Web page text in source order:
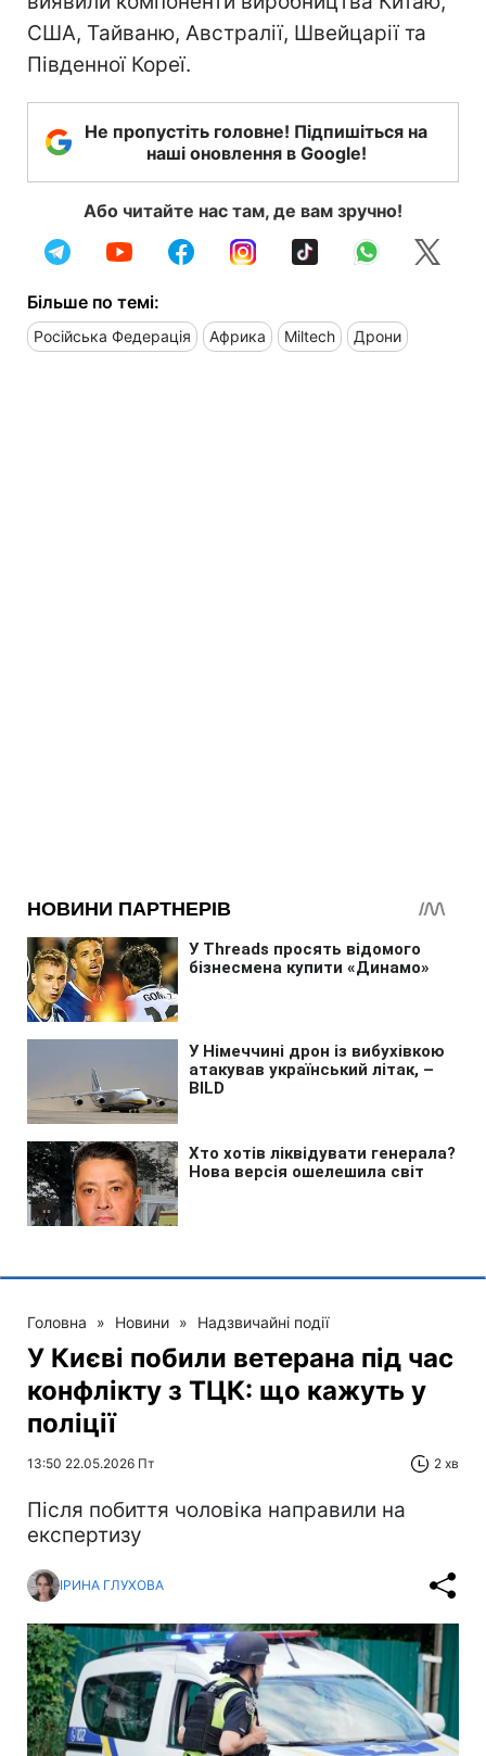
США, Тайваню, Австралії, Швейцарії та
Південної Кореї.
Не пропустіть головне! Підпишіться на
наші оновлення в Google!
Або читайте нас там, де вам зручно!
Більше по темі:
Російська Федерація Африка Miltech Дрони
Головна » Новини » Надзвичайні події
У Києві побили ветерана під час
конфлікту з ТЦК: що кажуть у
поліції
13:50 22.05.2026 Пт 2 хв
Після побиття чоловіка направили на
експертизу
ІРИНА ГЛУХОВА